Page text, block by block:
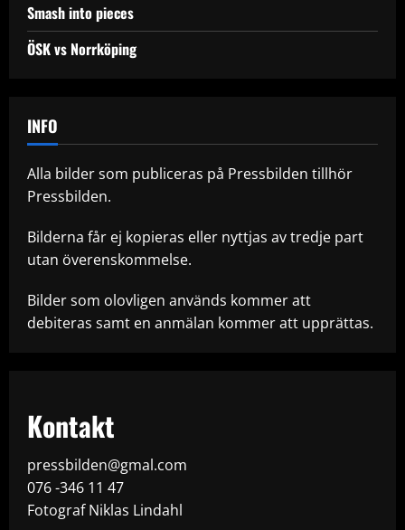
Smash into pieces
ÖSK vs Norrköping
INFO
Alla bilder som publiceras på Pressbilden tillhör
Pressbilden.
Bilderna får ej kopieras eller nyttjas av tredje part
utan överenskommelse.
Bilder som olovligen används kommer att
debiteras samt en anmälan kommer att upprättas.
Kontakt
pressbilden@gmal.com
076 -346 11 47
Fotograf Niklas Lindahl